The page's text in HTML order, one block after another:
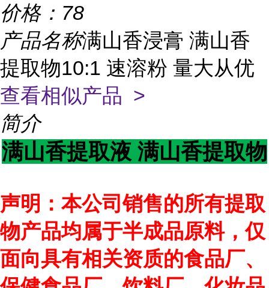
价格： 78
产品名称满山香浸膏 满山香
提取物10:1 速溶粉 量大从优
查看相似产品 >
简介
满山香提取液 满山香提取物
声明：本公司销售的所有提取
物产品均属于半成品原料，仅
面向具有相关资质的食品厂、